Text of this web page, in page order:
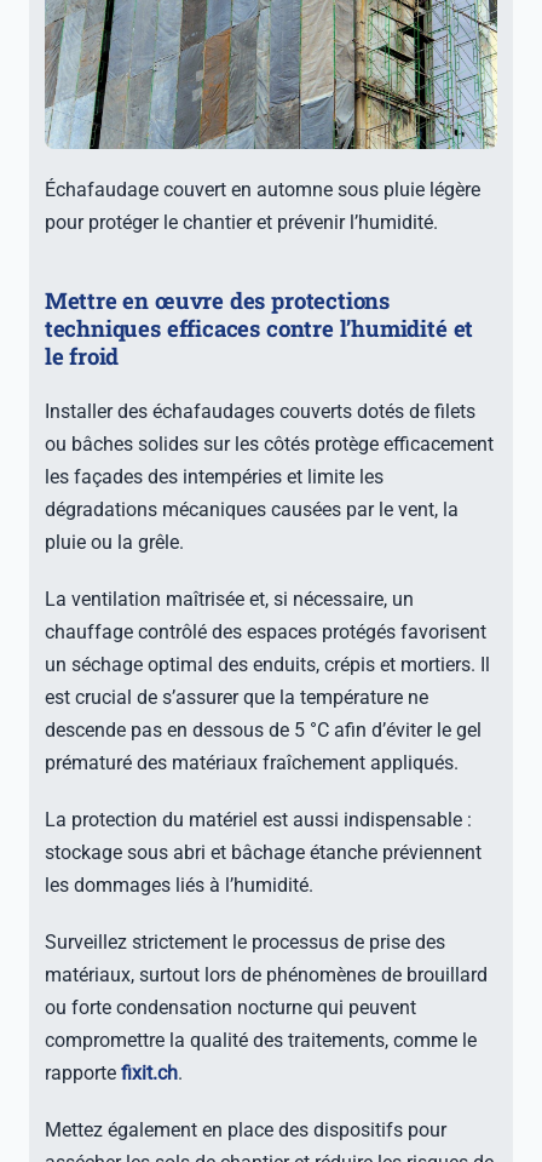
Échafaudage couvert en automne sous pluie légère
pour protéger le chantier et prévenir l’humidité.
Mettre en œuvre des protections
techniques efficaces contre l’humidité et
le froid
Installer des échafaudages couverts dotés de filets
ou bâches solides sur les côtés protège efficacement
les façades des intempéries et limite les
dégradations mécaniques causées par le vent, la
pluie ou la grêle.
La ventilation maîtrisée et, si nécessaire, un
chauffage contrôlé des espaces protégés favorisent
un séchage optimal des enduits, crépis et mortiers. Il
est crucial de s’assurer que la température ne
descende pas en dessous de 5 °C afin d’éviter le gel
prématuré des matériaux fraîchement appliqués.
La protection du matériel est aussi indispensable :
stockage sous abri et bâchage étanche préviennent
les dommages liés à l’humidité.
Surveillez strictement le processus de prise des
matériaux, surtout lors de phénomènes de brouillard
ou forte condensation nocturne qui peuvent
compromettre la qualité des traitements, comme le
rapporte fixit.ch.
Mettez également en place des dispositifs pour